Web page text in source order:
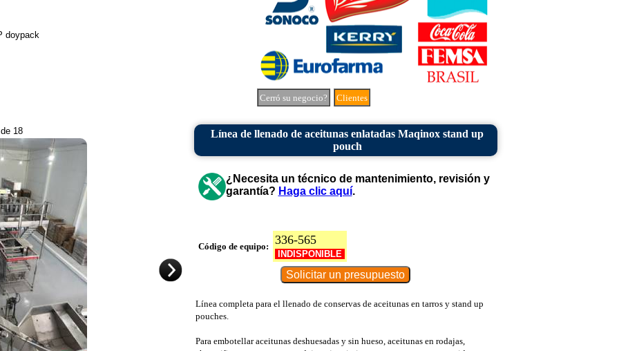
doypack
Cerró su negocio? Clientes
18
Línea de llenado de aceitunas enlatadas Maqinox stand up
pouch
¿Necesita un técnico de mantenimiento, revisión y
garantía? Haga clic aquí.
Código de equipo: 336-565
INDISPONIBLE
Línea completa para el llenado de conservas de aceitunas en tarros y stand up
pouches.
Para embotellar aceitunas deshuesadas y sin hueso, aceitunas en rodajas,